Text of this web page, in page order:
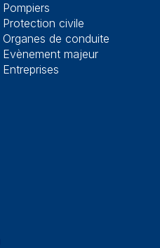
Pompiers
Protection civile
Organes de conduite
Evènement majeur
Entreprises